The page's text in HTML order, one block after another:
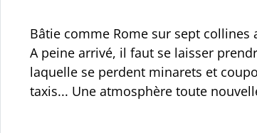
Bâtie comme Rome sur sept collines
A peine arrivé, il faut se laisser
laquelle se perdent minarets et
taxis... Une atmosphère toute